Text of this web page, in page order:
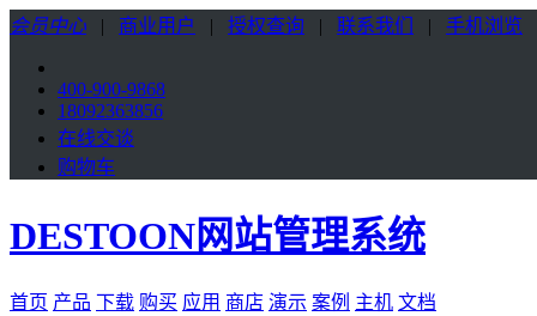
会员中心 | 商业用户 | 授权查询 | 联系我们 | 手机浏览
400-900-9868
18092363856
在线交谈
购物车
DESTOON网站管理系统
首页 产品 下载 购买 应用 商店 演示 案例 主机 文档